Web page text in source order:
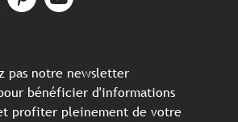
pas notre newsletter
bénéficier d'informations
profiter pleinement de votre